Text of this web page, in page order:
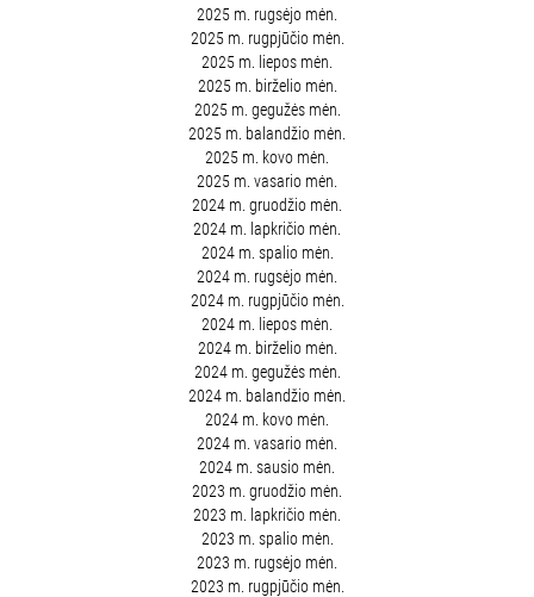
2025 m. rugsėjo mėn.
2025 m. rugpjūčio mėn.
2025 m. liepos mėn.
2025 m. birželio mėn.
2025 m. gegužės mėn.
2025 m. balandžio mėn.
2025 m. kovo mėn.
2025 m. vasario mėn.
2024 m. gruodžio mėn.
2024 m. lapkričio mėn.
2024 m. spalio mėn.
2024 m. rugsėjo mėn.
2024 m. rugpjūčio mėn.
2024 m. liepos mėn.
2024 m. birželio mėn.
2024 m. gegužės mėn.
2024 m. balandžio mėn.
2024 m. kovo mėn.
2024 m. vasario mėn.
2024 m. sausio mėn.
2023 m. gruodžio mėn.
2023 m. lapkričio mėn.
2023 m. spalio mėn.
2023 m. rugsėjo mėn.
2023 m. rugpjūčio mėn.